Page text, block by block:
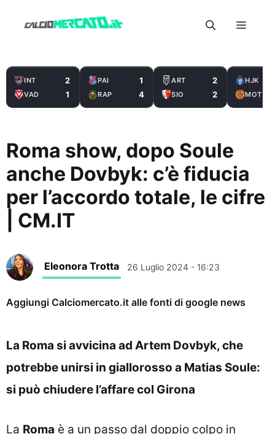
Menu
INT 2
VAD 1
PAI 1
RAP 4
ART 2
SIO 2
HJK
MOT
Roma show, dopo Soule
anche Dovbyk: c’è fiducia
per l’accordo totale, le cifre
| CM.IT
Eleonora Trotta 26 Luglio 2024 - 16:23
Aggiungi Calciomercato.it alle fonti di google news
La Roma si avvicina ad Artem Dovbyk, che
potrebbe unirsi in giallorosso a Matias Soule:
si può chiudere l’affare col Girona
La Roma è a un passo dal doppio colpo in